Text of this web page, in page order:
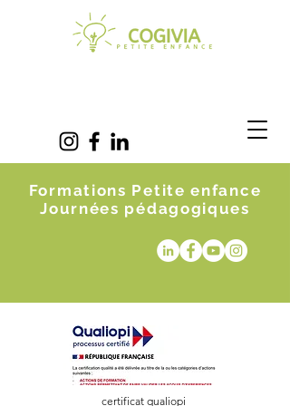
Formations Petite enfance
Journées pédagogiques
certificat qualiopi